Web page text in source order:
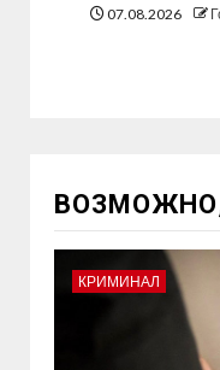
07.08.2026
КРИМИНАЛ